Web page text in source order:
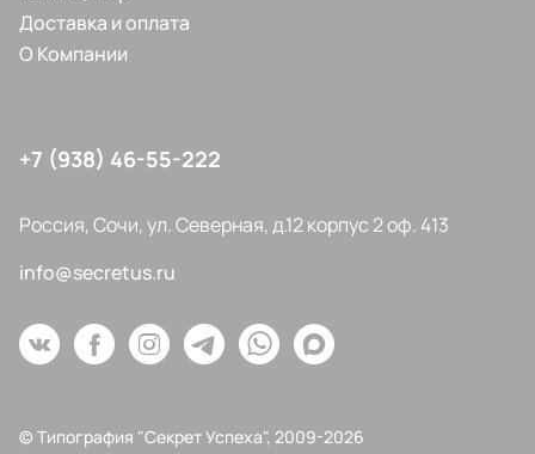
Доставка и оплата
О Компании
+7 (938) 46-55-222
Россия, Сочи, ул. Северная, д.12 корпус 2 оф. 413
info@secretus.ru
© Типография "Секрет Успеха", 2009-2026